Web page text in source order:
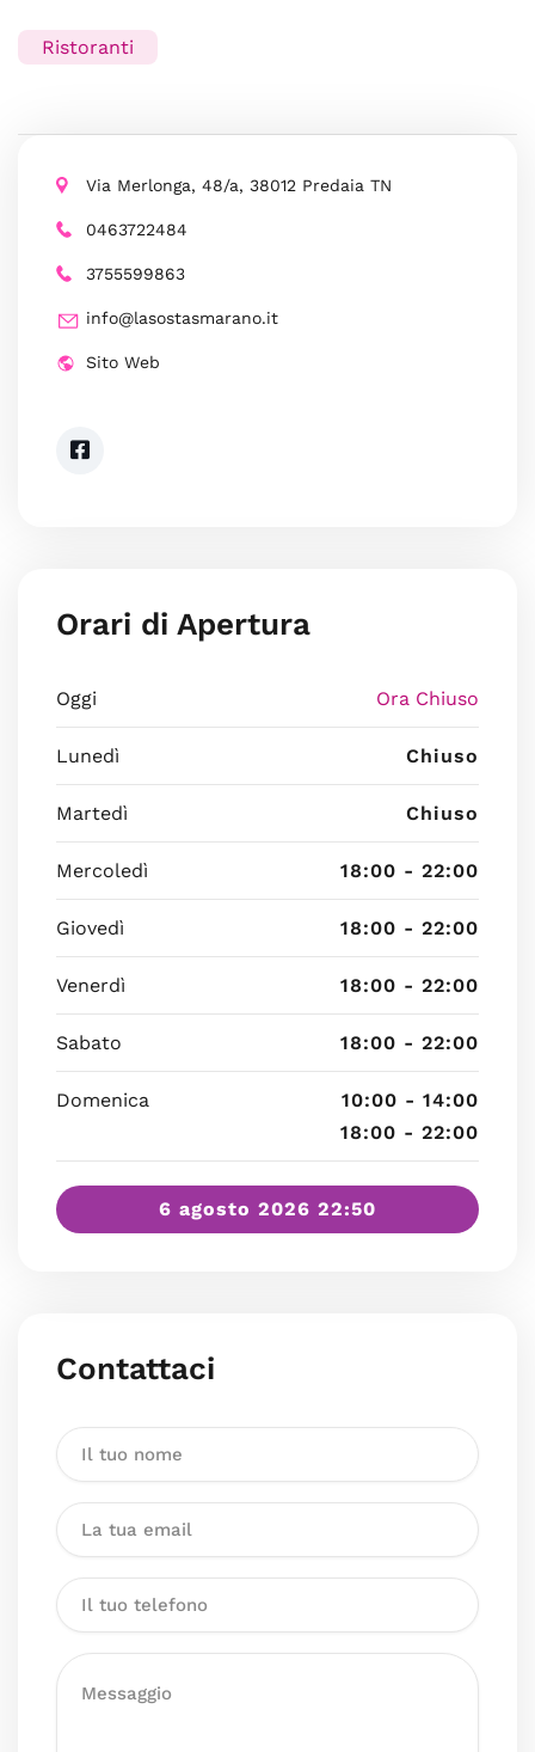
Ristoranti
Via Merlonga, 48/a, 38012 Predaia TN
0463722484
3755599863
info@lasostasmarano.it
Sito Web
Orari di Apertura
Oggi Ora Chiuso
Lunedì Chiuso
Martedì Chiuso
Mercoledì 18:00 - 22:00
Giovedì 18:00 - 22:00
Venerdì 18:00 - 22:00
Sabato 18:00 - 22:00
Domenica
10:00 - 14:00
18:00 - 22:00
6 agosto 2026 22:50
Contattaci